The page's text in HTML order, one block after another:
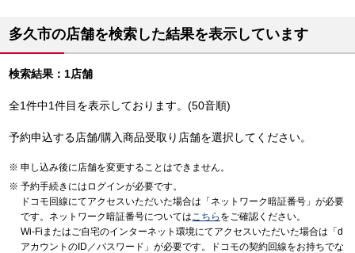
多久市の店舗を検索した結果を表示しています
検索結果：1店舗
全1件中1件目を表示しております。(50音順)
予約申込する店舗/購入商品受取り店舗を選択してください。
申し込み後に店舗を変更することはできません。
予約手続きにはログインが必要です。
ドコモ回線にてアクセスいただいた場合は「ネットワーク暗証番号」が必要
です。ネットワーク暗証番号についてはこちら をご確認ください。
Wi-Fiまたはご自宅のインターネット環境にてアクセスいただいた場合は「d
アカウントのID／パスワード」が必要です。ドコモの契約回線をお持ちでな